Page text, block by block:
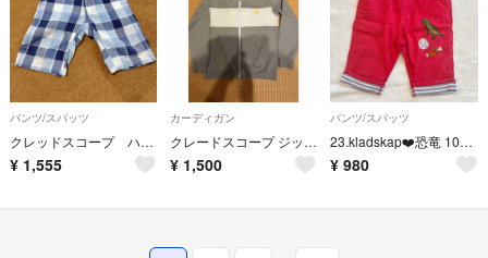
パンツ/スパッツ
クレッドスコープ ハーフパンツ 110
¥ 1,555
カーディガン
クレードスコープ ジップアップカーディガン
¥ 1,500
パンツ/スパッツ
23.kladskap❤️恐竜 100センチ ズボン パンツ
¥ 980